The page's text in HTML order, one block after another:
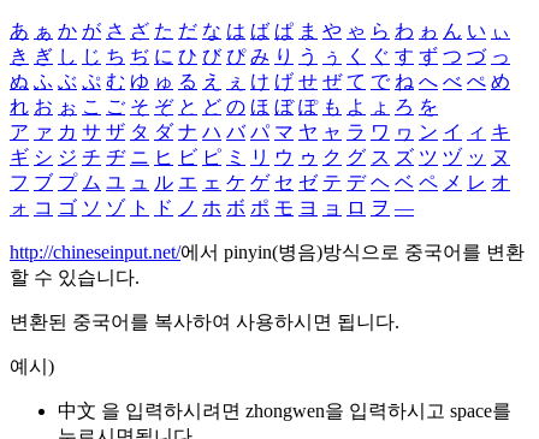
あ ぁ か が さ ざ た だ な は ば ぱ ま や ゃ ら わ ゎ ん い ぃ
き ぎ し じ ち ぢ に ひ び ぴ み り う ぅ く ぐ す ず つ づ っ
ぬ ふ ぶ ぷ む ゆ ゅ る え ぇ け げ せ ぜ て で ね へ べ ぺ め
れ お ぉ こ ご そ ぞ と ど の ほ ぼ ぽ も よ ょ ろ を
ア ァ カ サ ザ タ ダ ナ ハ バ パ マ ヤ ャ ラ ワ ヮ ン イ ィ キ
ギ シ ジ チ ヂ ニ ヒ ビ ピ ミ リ ウ ゥ ク グ ス ズ ツ ヅ ッ ヌ
フ ブ プ ム ユ ュ ル エ ェ ケ ゲ セ ゼ テ デ ヘ ベ ペ メ レ オ
ォ コ ゴ ソ ゾ ト ド ノ ホ ボ ポ モ ヨ ョ ロ ヲ ―
http://chineseinput.net/에서 pinyin(병음)방식으로 중국어를 변환
할 수 있습니다.
변환된 중국어를 복사하여 사용하시면 됩니다.
예시)
中文 을 입력하시려면 zhongwen을 입력하시고 space를